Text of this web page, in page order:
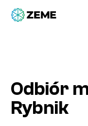
Odbiór
Rybnik